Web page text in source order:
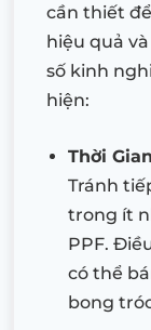
cần thiết
hiệu quả
số kinh
hiện:
Thời
Tránh
trong ít
PPF.
có thể
bong